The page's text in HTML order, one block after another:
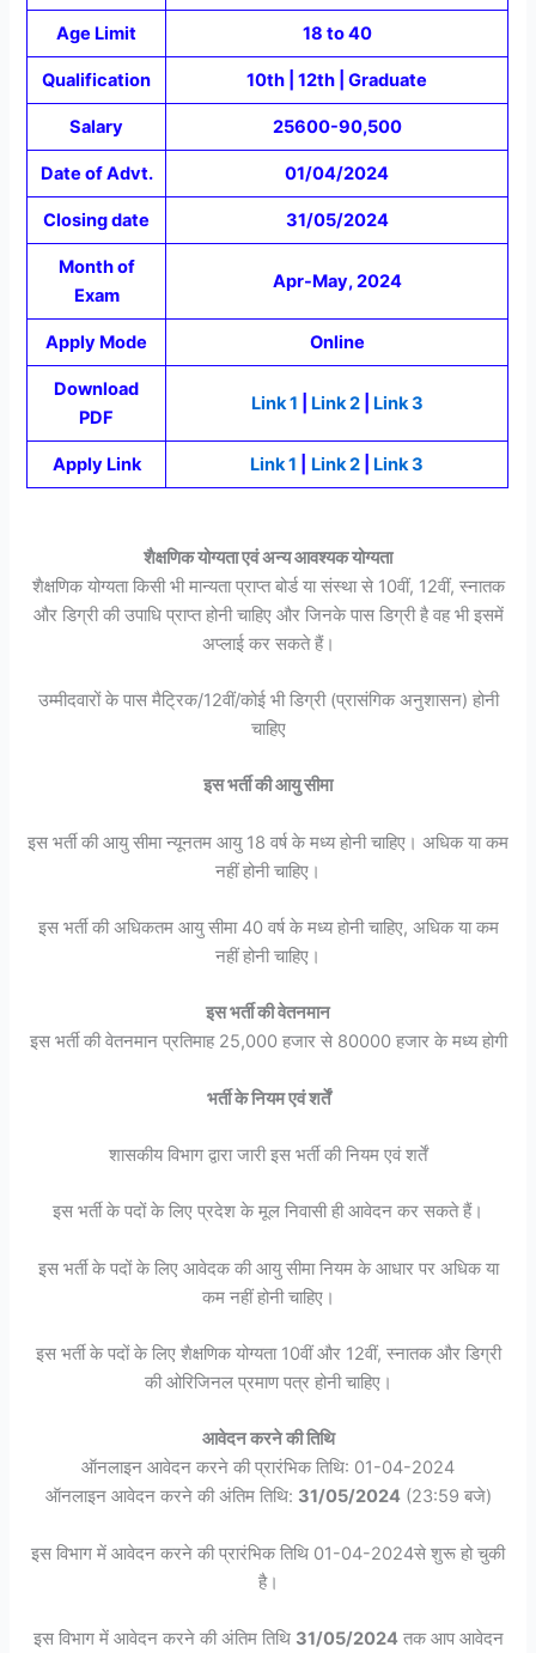
Age Limit 18 to 40
Qualification 10th | 12th | Graduate
Salary 25600-90,500
Date of Advt. 01/04/2024
Closing date 31/05/2024
Month of
Exam
Apr-May, 2024
Apply Mode Online
Download
PDF
Link 1 Link 2| Link 3
Apply Link Link 1 Link 2 Link 3
शैक्षणिक योग्यता एवं अन्य आवश्यक योग्यता
शैक्षणिक योग्यता किसी भी मान्यता प्राप्त बोर्ड या संस्था से 10वीं, 12वीं, स्नातक
और डिग्री की उपाधि प्राप्त होनी चाहिए और जिनके पास डिग्री है वह भी इसमें
अप्लाई कर सकते हैं।
उम्मीदवारों के पास मैट्रिक/12वीं/कोई भी डिग्री (प्रासंगिक अनुशासन) होनी
चाहिए
इस भर्ती की आयु सीमा
इस भर्ती की आयु सीमा न्यूनतम आयु 18 वर्ष के मध्य होनी चाहिए। अधिक या कम
नहीं होनी चाहिए।
इस भर्ती की अधिकतम आयु सीमा 40 वर्ष के मध्य होनी चाहिए, अधिक या कम
नहीं होनी चाहिए।
इस भर्ती की वेतनमान
इस भर्ती की वेतनमान प्रतिमाह 25,000 हजार से 80000 हजार के मध्य होगी
भर्ती के नियम एवं शर्तें
शासकीय विभाग द्वारा जारी इस भर्ती की नियम एवं शर्तें
इस भर्ती के पदों के लिए प्रदेश के मूल निवासी ही आवेदन कर सकते हैं।
इस भर्ती के पदों के लिए आवेदक की आयु सीमा नियम के आधार पर अधिक या
कम नहीं होनी चाहिए।
इस भर्ती के पदों के लिए शैक्षणिक योग्यता 10वीं और 12वीं, स्नातक और डिग्री
की ओरिजिनल प्रमाण पत्र होनी चाहिए।
आवेदन करने की तिथि
ऑनलाइन आवेदन करने की प्रारंभिक तिथि: 01-04-2024
ऑनलाइन आवेदन करने की अंतिम तिथि: 31/05/2024(23:59 बजे)
इस विभाग में आवेदन करने की प्रारंभिक तिथि 01-04-2024से शुरू हो चुकी
है।
इस विभाग में आवेदन करने की अंतिम तिथि 31/05/2024तक आप आवेदन